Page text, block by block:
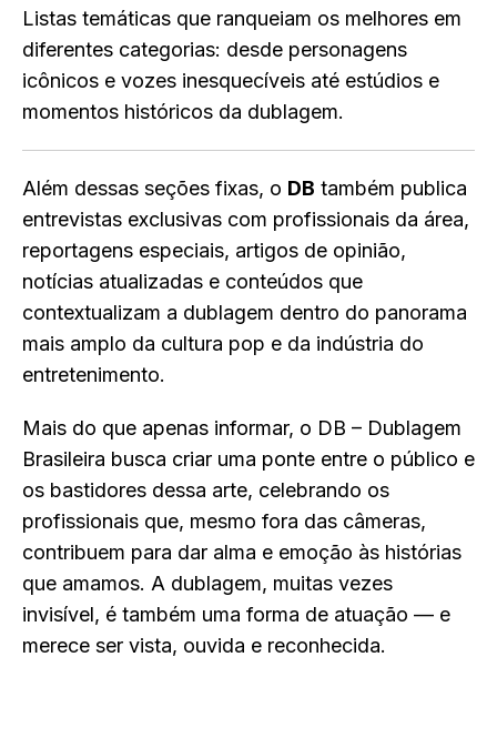
Listas temáticas que ranqueiam os melhores em
diferentes categorias: desde personagens
icônicos e vozes inesquecíveis até estúdios e
momentos históricos da dublagem.
Além dessas seções fixas, o DB também publica
entrevistas exclusivas com profissionais da área,
reportagens especiais, artigos de opinião,
notícias atualizadas e conteúdos que
contextualizam a dublagem dentro do panorama
mais amplo da cultura pop e da indústria do
entretenimento.
Mais do que apenas informar, o DB – Dublagem
Brasileira busca criar uma ponte entre o público e
os bastidores dessa arte, celebrando os
profissionais que, mesmo fora das câmeras,
contribuem para dar alma e emoção às histórias
que amamos. A dublagem, muitas vezes
invisível, é também uma forma de atuação — e
merece ser vista, ouvida e reconhecida.